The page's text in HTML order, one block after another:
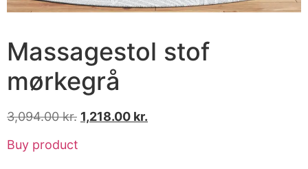
Massagestol stof
mørkegrå
3,094.00kr. 1,218.00 kr.
Buy product